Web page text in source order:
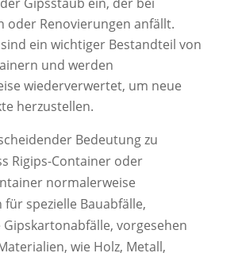
oder Renovierungen anfällt.
ein wichtiger Bestandteil von
und werden
wiederverwertet, um neue
herzustellen.
Bedeutung zu
Rigips-Container oder
normalerweise
spezielle Bauabfälle,
vorgesehen
wie Holz, Metall,